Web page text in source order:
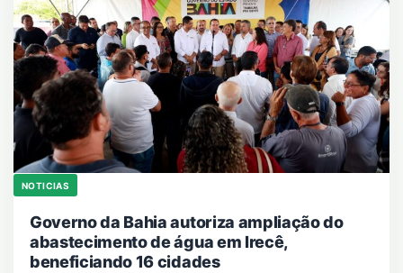
NOTICIAS
Governo da Bahia autoriza ampliação do
abastecimento de água em Irecê,
beneficiando 16 cidades